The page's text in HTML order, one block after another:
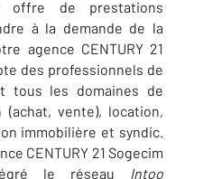
offre de prestations
à la demande de la
agence CENTURY 21
des professionnels de
tous les domaines de
vente), location,
immobilière et syndic.
CENTURY 21 Sogecim
le réseau
Intoo